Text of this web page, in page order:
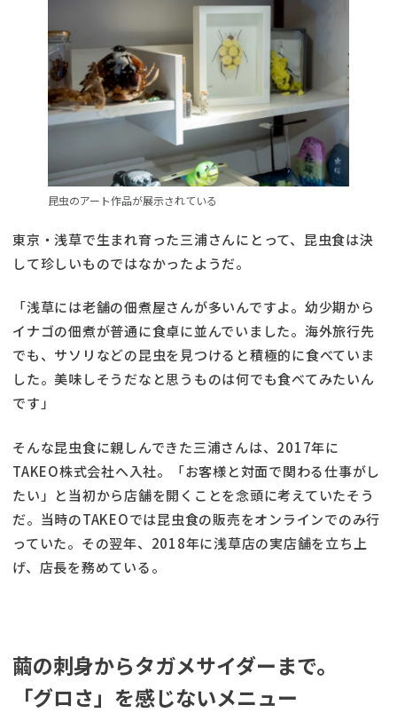
昆虫のアート作品が展示されている
東京・浅草で生まれ育った三浦さんにとって、昆虫食は決
して珍しいものではなかったようだ。
「浅草には老舗の佃煮屋さんが多いんですよ。幼少期から
イナゴの佃煮が普通に食卓に並んでいました。海外旅行先
でも、サソリなどの昆虫を見つけると積極的に食べていま
した。美味しそうだなと思うものは何でも食べてみたいん
です」
そんな昆虫食に親しんできた三浦さんは、2017年に
TAKEO株式会社へ入社。「お客様と対面で関わる仕事がし
たい」と当初から店舗を開くことを念頭に考えていたそう
だ。当時のTAKEOでは昆虫食の販売をオンラインでのみ行
っていた。その翌年、2018年に浅草店の実店舗を立ち上
げ、店長を務めている。
繭の刺身からタガメサイダーまで。
「グロさ」を感じないメニュー